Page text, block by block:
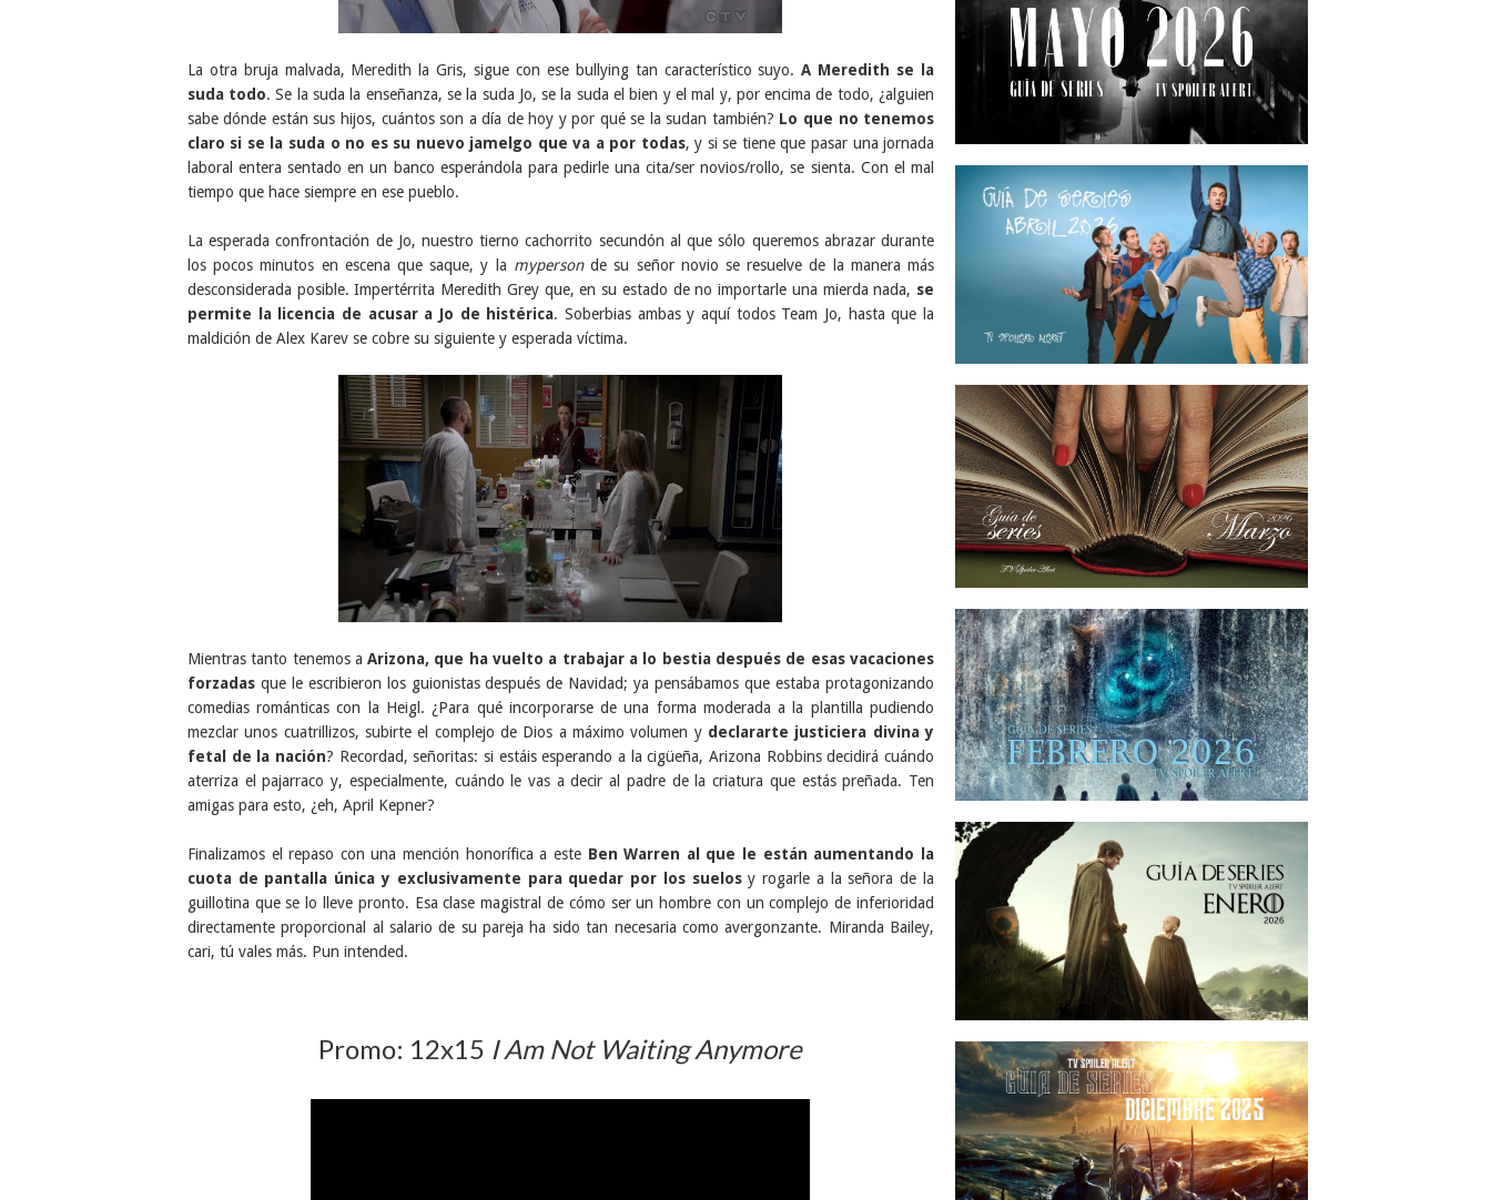
La otra bruja malvada, Meredith la Gris, sigue con ese bullying tan característico suyo.A Meredith se la
suda todo. Se la suda la enseñanza, se la suda Jo, se la suda el bien y el mal y, por encima de todo, ¿alguien
sabe dónde están sus hijos, cuántos son a día de hoy y por qué se la sudan también? Lo que no tenemos
claro si se la suda o no es su nuevo jamelgo que va a por todas, y si se tiene que pasar una jornada
laboral entera sentado en un banco esperándola para pedirle una cita/ser novios/rollo, se sienta. Con el mal
tiempo que hace siempre en ese pueblo.
La esperada confrontación de Jo, nuestro tierno cachorrito secundón al que sólo queremos abrazar durante
los pocos minutos en escena que saque, y la mypersonde su señor novio se resuelve de la manera más
desconsiderada posible. Impertérrita Meredith Grey que, en su estado de no importarle una mierda nada, se
permite la licencia de acusar a Jo de histérica. Soberbias ambas y aquí todos Team Jo, hasta que la
maldición de Alex Karev se cobre su siguiente y esperada víctima.
Mientras tanto tenemos aArizona, que ha vuelto a trabajar a lo bestia después de esas vacaciones
forzadasque le escribieron los guionistas después de Navidad; ya pensábamos que estaba protagonizando
comedias románticas con la Heigl. ¿Para qué incorporarse de una forma moderada a la plantilla pudiendo
mezclar unos cuatrillizos, subirte el complejo de Dios a máximo volumen y declararte justiciera divina y
fetal de la nación? Recordad, señoritas: si estáis esperando a la cigüeña, Arizona Robbins decidirá cuándo
aterriza el pajarraco y, especialmente, cuándo le vas a decir al padre de la criatura que estás preñada. Ten
amigas para esto, ¿eh, April Kepner?
Finalizamos el repaso con una mención honorífica a este Ben Warren al que le están aumentando la
cuota de pantalla única y exclusivamente para quedar por los suelosy rogarle a la señora de la
guillotina que se lo lleve pronto. Esa clase magistral de cómo ser un hombre con un complejo de inferioridad
directamente proporcional al salario de su pareja ha sido tan necesaria como avergonzante. Miranda Bailey,
cari, tú vales más. Pun intended.
Promo: 12x15 I Am Not Waiting Anymore